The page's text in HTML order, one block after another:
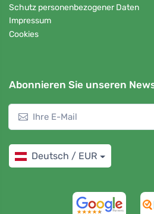
Schutz personenbezogener Daten
Impressum
Cookies
Abonnieren Sie unseren
Deutsch / EUR